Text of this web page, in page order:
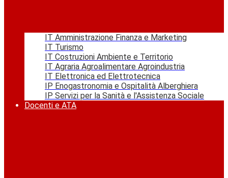
IT Amministrazione Finanza e Marketing
IT Turismo
IT Costruzioni Ambiente e Territorio
IT Agraria Agroalimentare Agroindustria
IT Elettronica ed Elettrotecnica
IP Enogastronomia e Ospitalità Alberghiera
IP Servizi per la Sanità e l'Assistenza Sociale
Docenti e ATA